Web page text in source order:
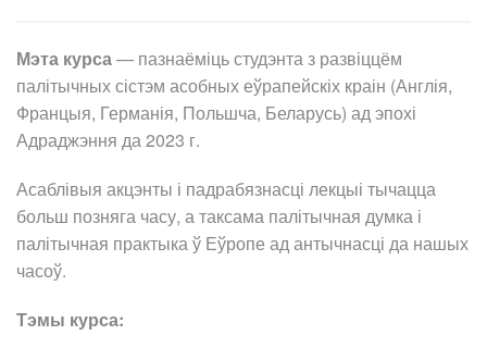
Мэта курса— пазнаёміць студэнта з развіццём
палітычных сістэм асобных еўрапейскіх краін (Англія,
Францыя, Германія, Польшча, Беларусь) ад эпохі
Адраджэння да 2023 г.
Асаблівыя акцэнты і падрабязнасці лекцыі тычацца
больш позняга часу, а таксама палітычная думка і
палітычная практыка ў Еўропе ад антычнасці да нашых
часоў.
Тэмы курса: